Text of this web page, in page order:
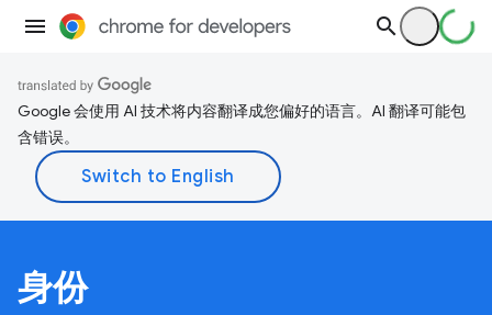
Google 会使用 AI 技术将内容翻译成您偏好的语言。AI 翻译可能包
含错误。
身份